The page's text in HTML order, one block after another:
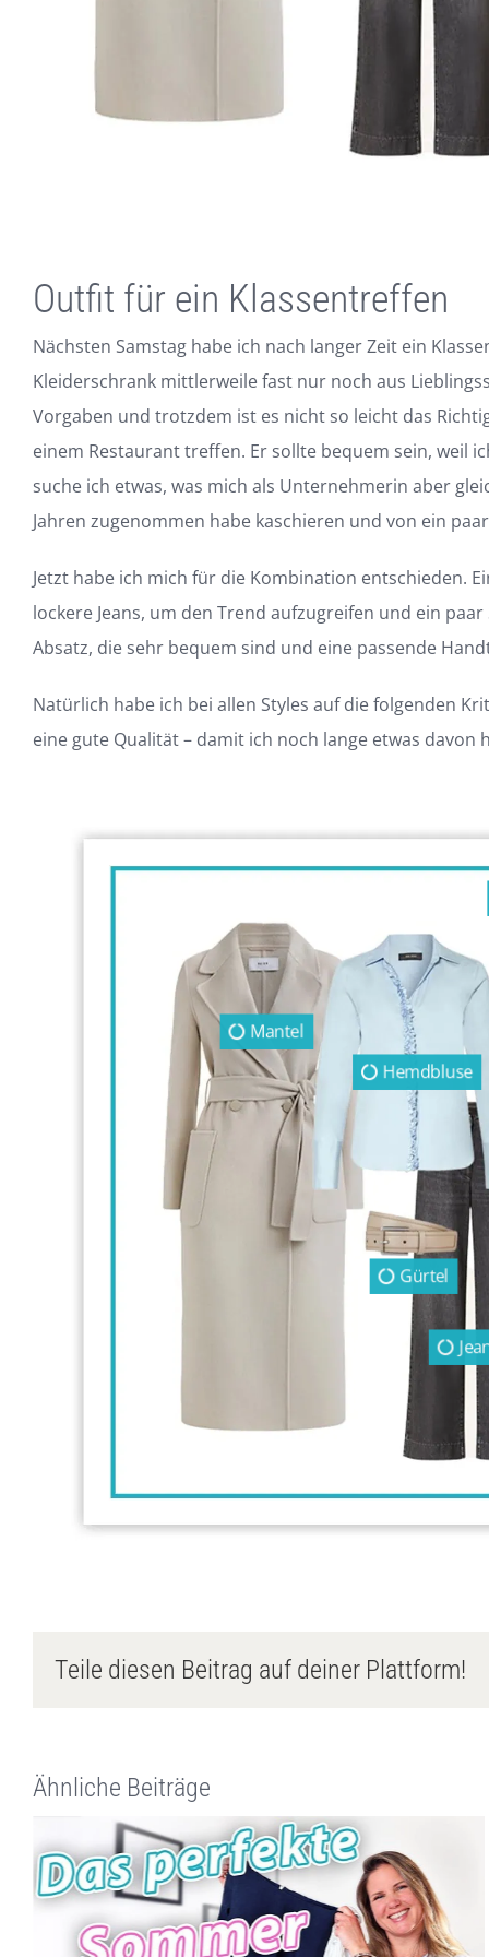
Outfit für ein Klassentreffen
Nächsten Samstag habe ich nach langer Zeit ein
Kleiderschrank mittlerweile fast nur noch aus
Vorgaben und trotzdem ist es nicht so leicht das
einem Restaurant treffen. Er sollte bequem sein, weil
suche ich etwas, was mich als Unternehmerin aber
Jahren zugenommen habe kaschieren und von ein
Jetzt habe ich mich für die Kombination entschieden.
lockere Jeans, um den Trend aufzugreifen und ein
Absatz, die sehr bequem sind und eine passende
Natürlich habe ich bei allen Styles auf die folgenden
eine gute Qualität – damit ich noch lange etwas davon
Mantel
Hemdbluse
Gürtel
Teile diesen Beitrag auf deiner Plattform!
Ähnliche Beiträge